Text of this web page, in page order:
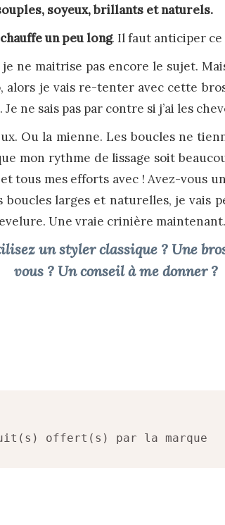
soyeux, brillants et naturels.
un peu long. Il faut anticiper
ne maitrise pas encore le sujet.
alors je vais re-tenter avec cette
ne sais pas par contre si j’ai les
Ou la mienne. Les boucles ne
mon rythme de lissage soit
tous mes efforts avec ! Avez-vous
boucles larges et naturelles, je vais
Une vraie crinière maintenant.
un styler classique ? Une
vous ? Un conseil à me donner ?
offert(s) par la marque